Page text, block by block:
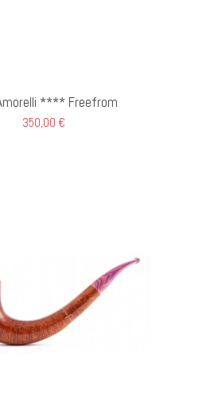
**** Freefrom
350,00 €